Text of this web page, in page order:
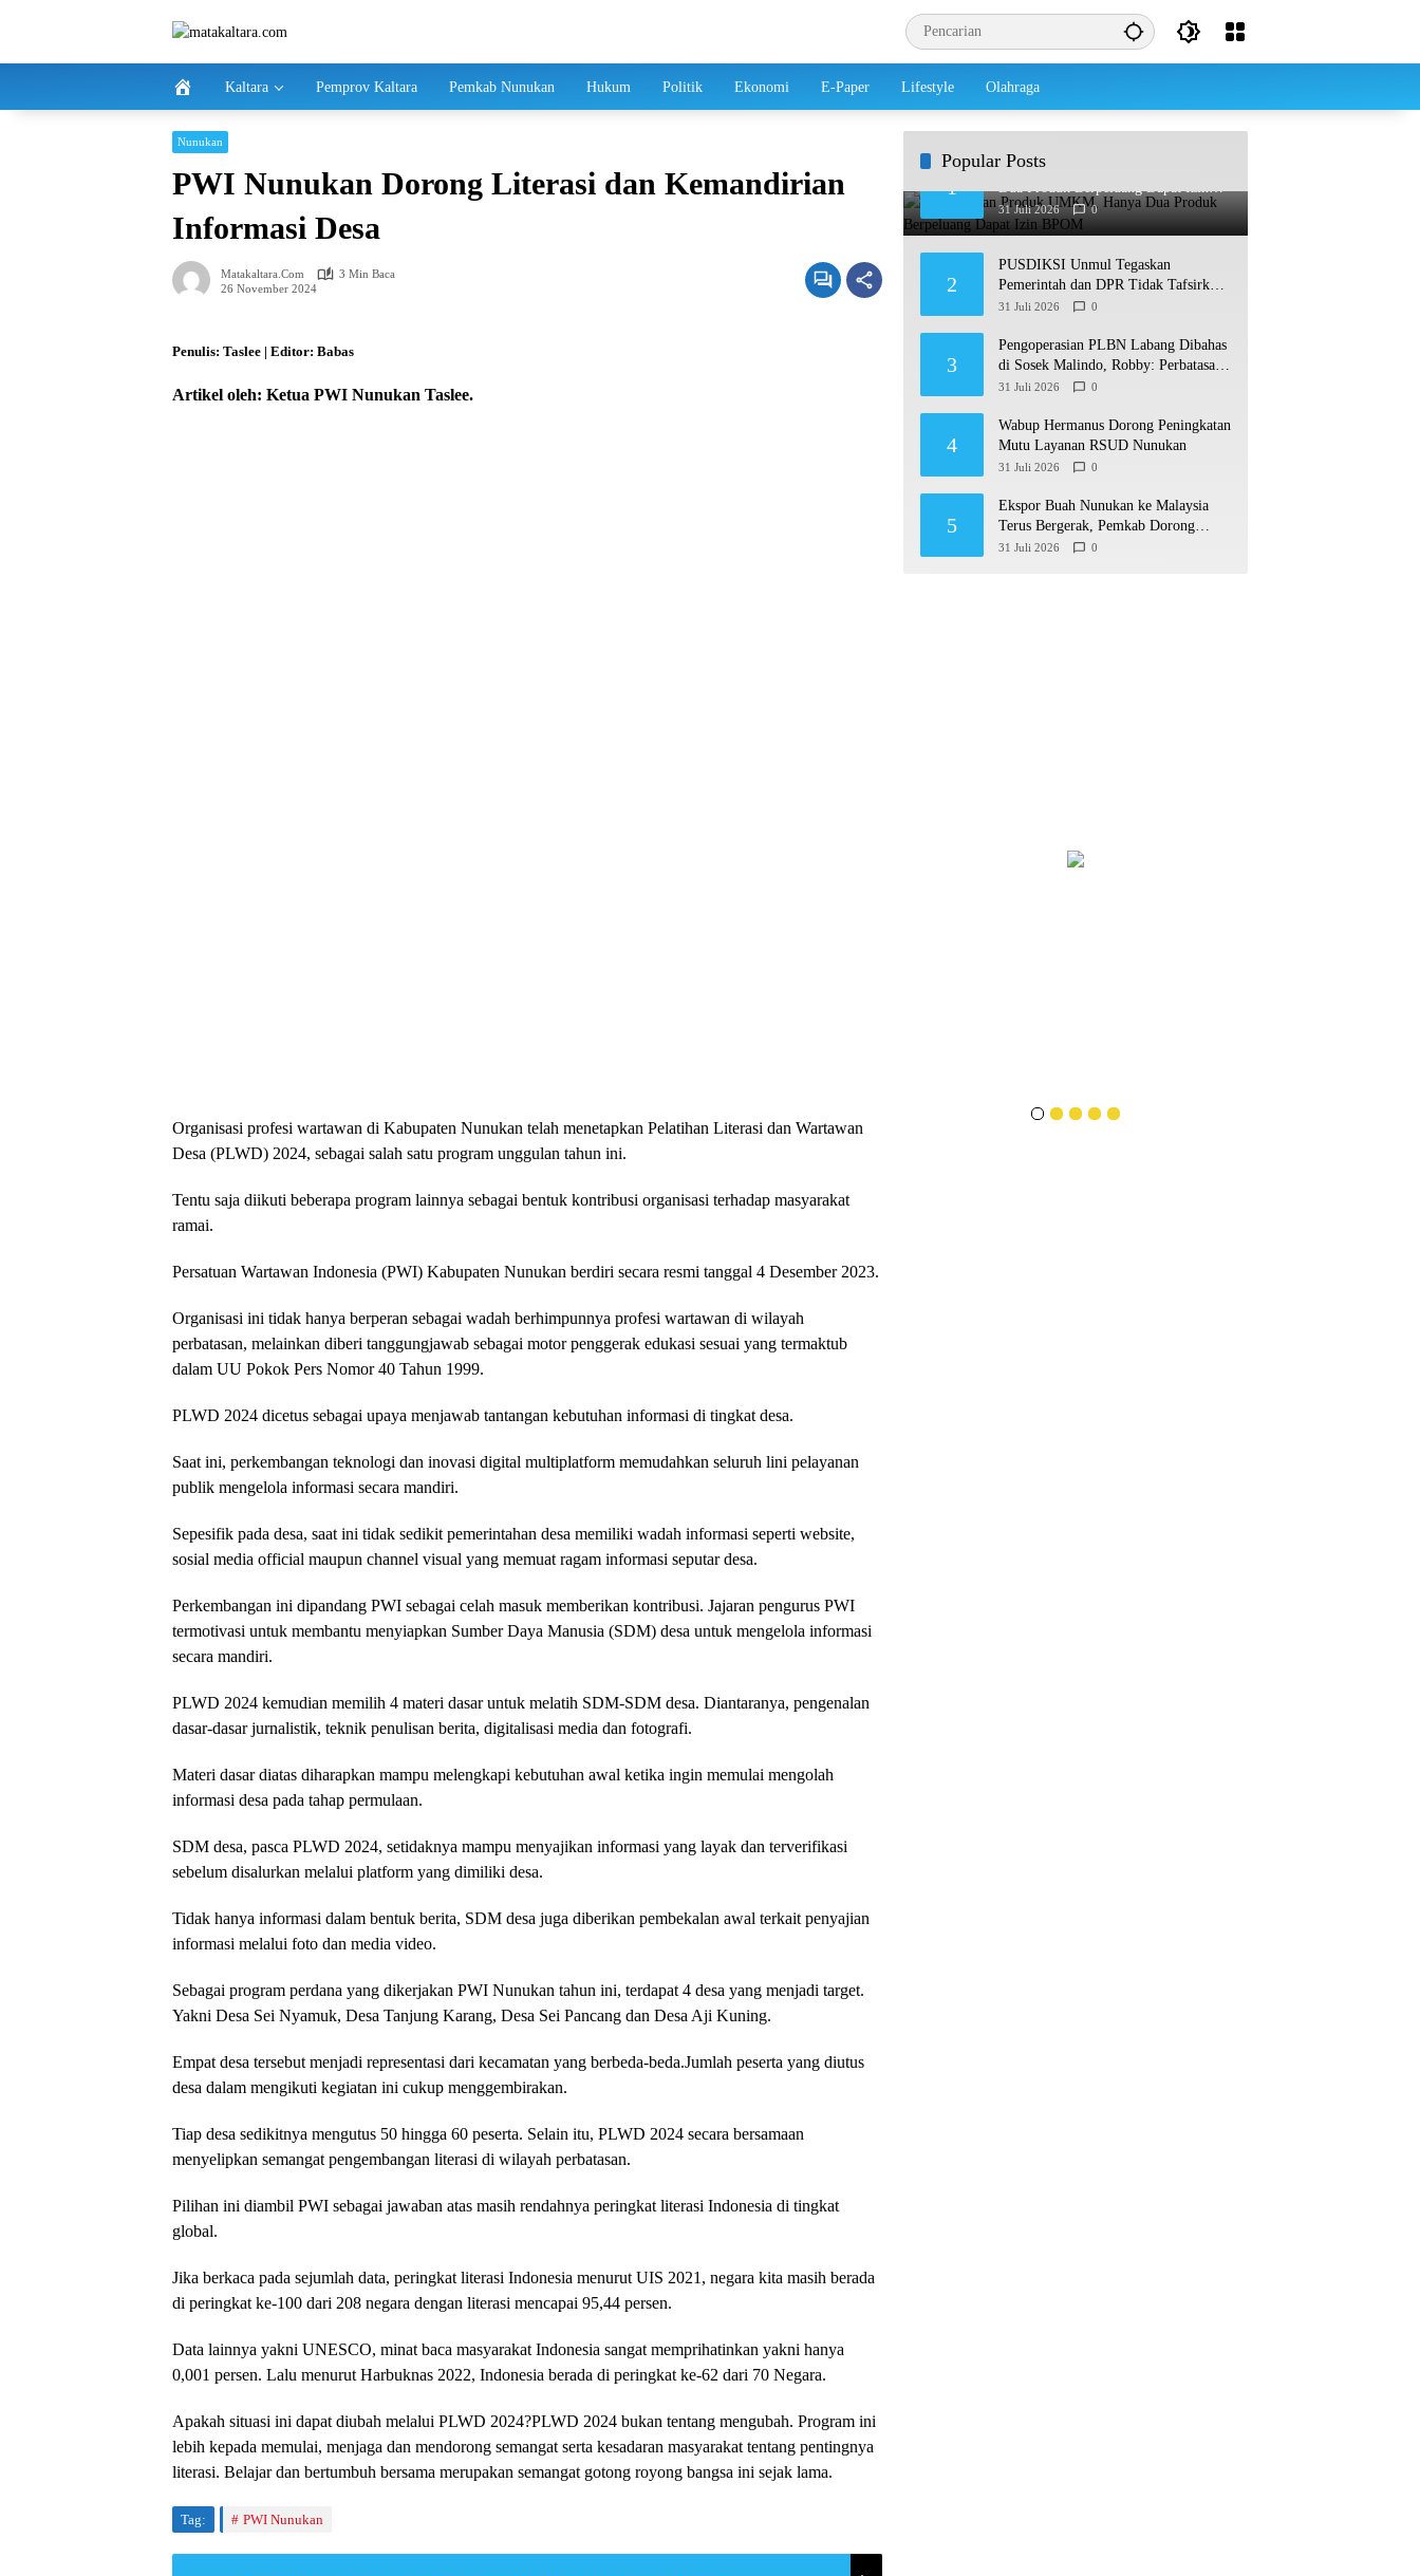
Kaltara Pemprov Kaltara Pemkab Nunukan Hukum Politik Ekonomi E-Paper Lifestyle Olahraga
Nunukan
PWI Nunukan Dorong Literasi dan Kemandirian
Informasi Desa
Matakaltara.com
3 Min Baca
26 November 2024
Penulis: Taslee | Editor: Babas
Artikel oleh: Ketua PWI Nunukan Taslee.
Organisasi profesi wartawan di Kabupaten Nunukan telah menetapkan Pelatihan Literasi dan Wartawan
Desa (PLWD) 2024, sebagai salah satu program unggulan tahun ini.
Tentu saja diikuti beberapa program lainnya sebagai bentuk kontribusi organisasi terhadap masyarakat
ramai.
Persatuan Wartawan Indonesia (PWI) Kabupaten Nunukan berdiri secara resmi tanggal 4 Desember 2023.
Organisasi ini tidak hanya berperan sebagai wadah berhimpunnya profesi wartawan di wilayah
perbatasan, melainkan diberi tanggungjawab sebagai motor penggerak edukasi sesuai yang termaktub
dalam UU Pokok Pers Nomor 40 Tahun 1999.
PLWD 2024 dicetus sebagai upaya menjawab tantangan kebutuhan informasi di tingkat desa.
Saat ini, perkembangan teknologi dan inovasi digital multiplatform memudahkan seluruh lini pelayanan
publik mengelola informasi secara mandiri.
Sepesifik pada desa, saat ini tidak sedikit pemerintahan desa memiliki wadah informasi seperti website,
sosial media official maupun channel visual yang memuat ragam informasi seputar desa.
Perkembangan ini dipandang PWI sebagai celah masuk memberikan kontribusi. Jajaran pengurus PWI
termotivasi untuk membantu menyiapkan Sumber Daya Manusia (SDM) desa untuk mengelola informasi
secara mandiri.
PLWD 2024 kemudian memilih 4 materi dasar untuk melatih SDM-SDM desa. Diantaranya, pengenalan
dasar-dasar jurnalistik, teknik penulisan berita, digitalisasi media dan fotografi.
Materi dasar diatas diharapkan mampu melengkapi kebutuhan awal ketika ingin memulai mengolah
informasi desa pada tahap permulaan.
SDM desa, pasca PLWD 2024, setidaknya mampu menyajikan informasi yang layak dan terverifikasi
sebelum disalurkan melalui platform yang dimiliki desa.
Tidak hanya informasi dalam bentuk berita, SDM desa juga diberikan pembekalan awal terkait penyajian
informasi melalui foto dan media video.
Sebagai program perdana yang dikerjakan PWI Nunukan tahun ini, terdapat 4 desa yang menjadi target.
Yakni Desa Sei Nyamuk, Desa Tanjung Karang, Desa Sei Pancang dan Desa Aji Kuning.
Empat desa tersebut menjadi representasi dari kecamatan yang berbeda-beda.Jumlah peserta yang diutus
desa dalam mengikuti kegiatan ini cukup menggembirakan.
Tiap desa sedikitnya mengutus 50 hingga 60 peserta. Selain itu, PLWD 2024 secara bersamaan
menyelipkan semangat pengembangan literasi di wilayah perbatasan.
Pilihan ini diambil PWI sebagai jawaban atas masih rendahnya peringkat literasi Indonesia di tingkat
global.
Jika berkaca pada sejumlah data, peringkat literasi Indonesia menurut UIS 2021, negara kita masih berada
di peringkat ke-100 dari 208 negara dengan literasi mencapai 95,44 persen.
Data lainnya yakni UNESCO, minat baca masyarakat Indonesia sangat memprihatinkan yakni hanya
0,001 persen. Lalu menurut Harbuknas 2022, Indonesia berada di peringkat ke-62 dari 70 Negara.
Apakah situasi ini dapat diubah melalui PLWD 2024?PLWD 2024 bukan tentang mengubah. Program ini
lebih kepada memulai, menjaga dan mendorong semangat serta kesadaran masyarakat tentang pentingnya
literasi. Belajar dan bertumbuh bersama merupakan semangat gotong royong bangsa ini sejak lama.
Tag: PWI Nunukan
Popular Posts
1
Dari Belasan Produk UMKM, Hanya
Dua Produk Berpeluang Dapat Izin
BPOM
31 Juli 2026 0
2
PUSDIKSI Unmul Tegaskan
Pemerintah dan DPR Tidak Tafsirkan
Putusan MK Soal MBG Sesuka Hati
31 Juli 2026 0
3
Pengoperasian PLBN Labang Dibahas
di Sosek Malindo, Robby: Perbatasan
Jadi Motor Ekonomi
31 Juli 2026 0
4
Wabup Hermanus Dorong Peningkatan
Mutu Layanan RSUD Nunukan
31 Juli 2026 0
5
Ekspor Buah Nunukan ke Malaysia
Terus Bergerak, Pemkab Dorong
Produk Lokal Naik Kelas
31 Juli 2026 0